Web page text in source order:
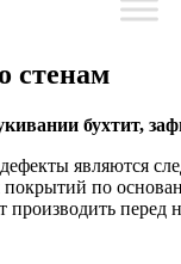
стенам
бухтит,
являются
по
производить